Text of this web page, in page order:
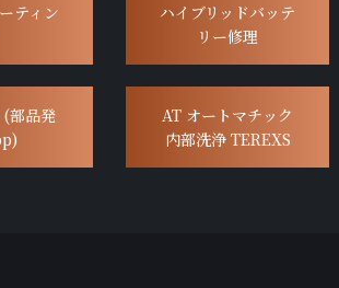
ティン
ハイブリッドバッテ
リー修理
部品発
AT オートマチック
内部洗浄 TEREXS